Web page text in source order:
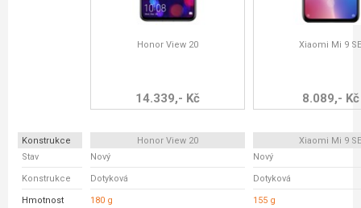
Honor View 20
14.339,- Kč
Xiaomi Mi 9 SE
8.089,- Kč
Konstrukce Honor View 20
Xiaomi Mi 9 SE
Stav
Nový Nový
Konstrukce Dotyková Dotyková
Hmotnost 180 g 155 g